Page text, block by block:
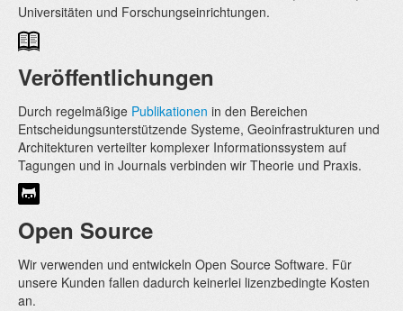
Universitäten und Forschungseinrichtungen.
Veröffentlichungen
Durch regelmäßige Publikationen in den Bereichen
Entscheidungsunterstützende Systeme, Geoinfrastrukturen und
Architekturen verteilter komplexer Informationssystem auf
Tagungen und in Journals verbinden wir Theorie und Praxis.
Open Source
Wir verwenden und entwickeln Open Source Software. Für
unsere Kunden fallen dadurch keinerlei lizenzbedingte Kosten
an.